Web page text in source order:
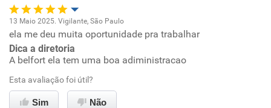
Recomenda esta empresa
Oportunidade de promoção
Ambiente de trabalho
Conciliação com a vida familiar
13 Maio 2025. Vigilante, São Paulo
ela me deu muita oportunidade pra trabalhar
Dica a diretoria
A belfort ela tem uma boa adiministracao
Esta avaliação foi útil?
Sim Não